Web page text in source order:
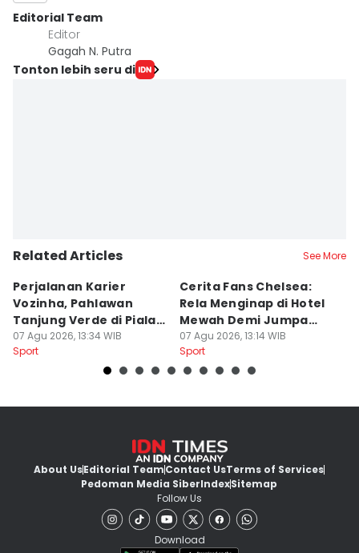
Editorial Team
Editor
Gagah N. Putra
Tonton lebih seru di
Related Articles See More
Perjalanan Karier
Vozinha, Pahlawan
Tanjung Verde di Piala
Dunia 2026
07 Agu 2026, 13:34 WIB
Sport
Cerita Fans Chelsea:
Rela Menginap di Hotel
Mewah Demi Jumpa
Cole Palmer
07 Agu 2026, 13:14 WIB
Sport
About UsEditorial TeamContact UsTerms of Services
Pedoman Media SiberIndexSitemap
Follow Us
Download